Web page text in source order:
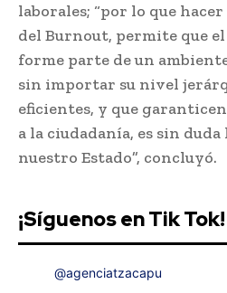
laborales; “por lo que
del Burnout, permite que
forme parte de un
sin importar su nivel
eficientes, y que
a la ciudadanía, es sin
nuestro Estado”, concluyó.
¡Síguenos en Tik Tok!
@agenciatzacapu